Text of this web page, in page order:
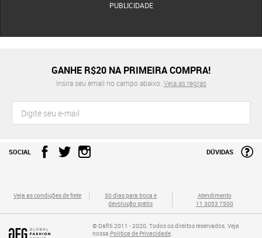
PUBLICIDADE
GANHE R$20 NA PRIMEIRA COMPRA!
Insira seu email no campo abaixo. Veja as regras
SOCIAL DÚVIDAS
Veja as condições de frete
30 dias para troca e
devolução grátis
Atendimento
11 3053 7500
© Dafiti 2011 - 2020. Todos os direitos reservados. Veja
nossa Política de Privacidade.